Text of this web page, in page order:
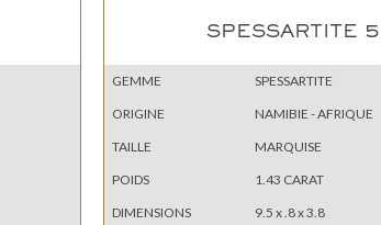
SPESSARTITE 5
GEMME
SPESSARTITE
ORIGINE
NAMIBIE - AFRIQUE
TAILLE
MARQUISE
POIDS
1.43 CARAT
DIMENSIONS
9.5 x .8 x 3.8